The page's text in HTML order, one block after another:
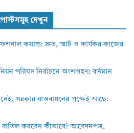
দেখুন
কমান্ড: দ্রুত, স্মার্ট ও কার্যকর কাজের
পরিষদ নির্বাচনে অংশগ্রহণ: বর্তমান
সরকার বাস্তবায়নের পক্ষেই আছে:
বাতিল করবেন কীভাবে? আবেদনপত্র,